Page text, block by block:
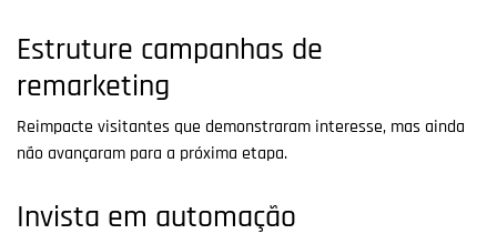
Estruture campanhas de
remarketing
Reimpacte visitantes que demonstraram interesse, mas ainda
não avançaram para a próxima etapa.
Invista em automação